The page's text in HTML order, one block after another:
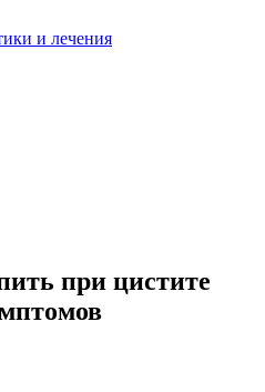
и лечения
при цистите